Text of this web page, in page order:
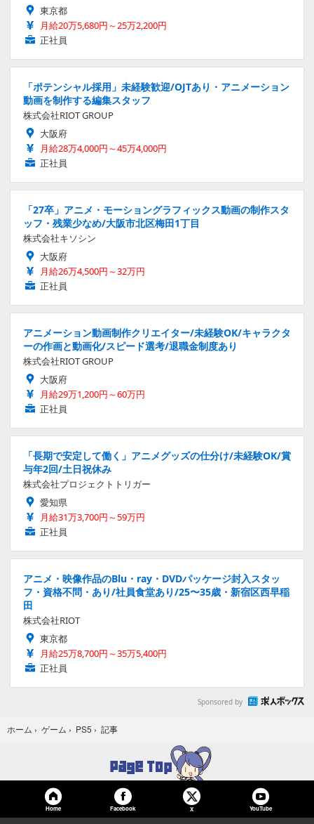
東京都
月給20万5,680円～25万2,200円
正社員
「ポテンシャル採用」未経験歓迎/OJTあり・アニメーション
動画を制作する編集スタッフ
株式会社RIOT GROUP
大阪府
月給28万4,000円～45万4,000円
正社員
「27卒」アニメ・モーショングラフィックス動画の制作スタ
ッフ・残業少なめ/大阪市北区梅田1丁目
株式会社キソシン
大阪府
月給26万4,500円～32万円
正社員
アニメーション動画制作クリエイター/未経験OK/キャラクタ
ーの作画と動画化/スピード選考/退職金制度あり
株式会社RIOT GROUP
大阪府
月給29万1,200円～60万円
正社員
「長期で安定して働く」アニメグッズの仕分け/未経験OK/賞
与年2回/土日祝休み
株式会社プロジェクトトリガー
愛知県
月給31万3,700円～59万円
正社員
アニメ・映像作品のBlu・ray・DVDパッケージ封入スタッ
フ・資格不問・あり/社員食堂あり/25〜35歳・新宿区西早稲
田
株式会社RIOT
東京都
月給25万8,700円～35万5,400円
正社員
Sponsored by
ホーム › ゲーム › PS5 › 記事
Home Facebook X YouTube